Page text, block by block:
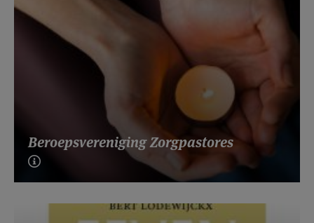
Beroepsvereniging Zorgpastores